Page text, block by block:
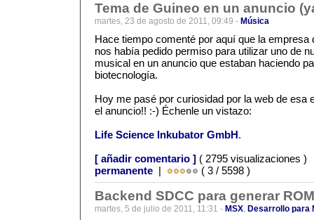
Tema de Guineo en un anuncio
martes, 23 de agosto de 2011, 09:49 - Música
Hace tiempo comenté por aquí que la empresa
nos había pedido permiso para utilizar uno de
musical en un anuncio que estaban haciendo
biotecnología.
Hoy me pasé por curiosidad por la web de esa
el anuncio!! :-) Échenle un vistazo:
Life Science Inkubator GmbH.
[ añadir comentario ] ( 2795 visualizaciones
permanente | ( 3 / 5598 )
Backend SDCC para generar
martes, 5 de julio de 2011, 11:31 - MSX, Desarrollo para